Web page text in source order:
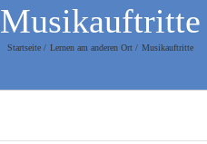
Musikauftritte
Startseite Lernen am anderen Ort Musikauftritte